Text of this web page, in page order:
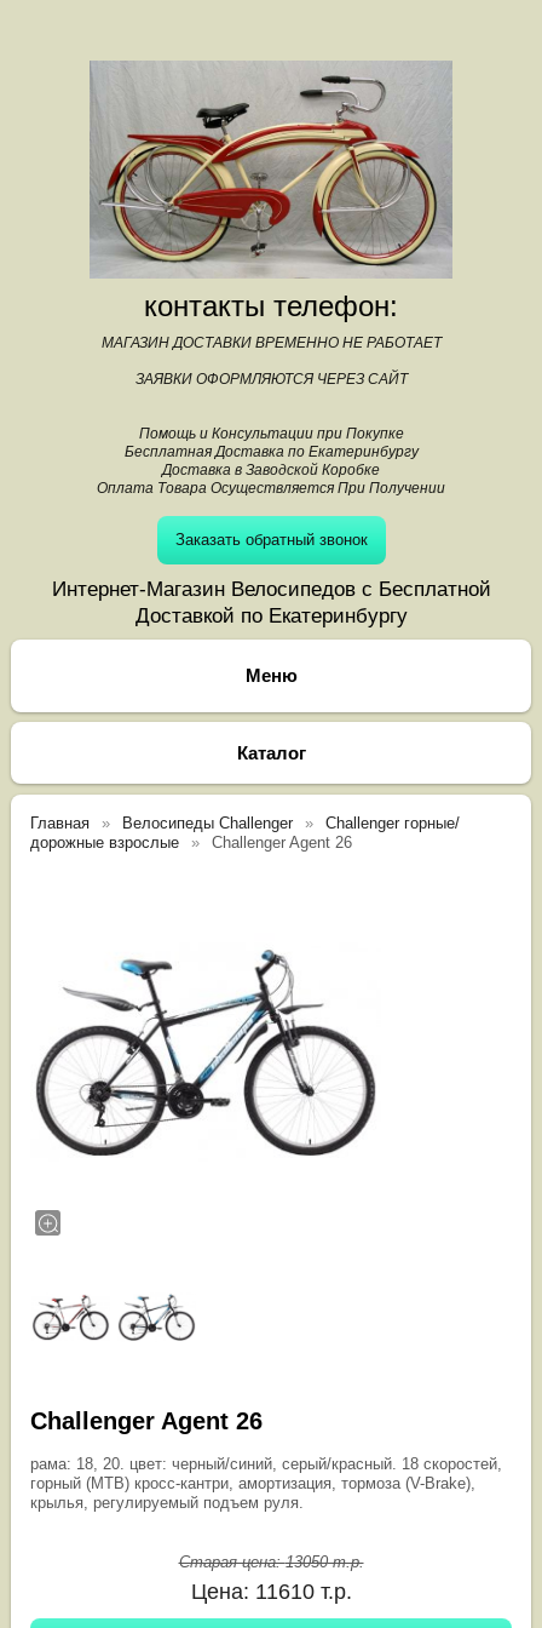
контакты телефон:
МАГАЗИН ДОСТАВКИ ВРЕМЕННО НЕ РАБОТАЕТ
ЗАЯВКИ ОФОРМЛЯЮТСЯ ЧЕРЕЗ САЙТ
Помощь и Консультации при Покупке
Бесплатная Доставка по Екатеринбургу
Доставка в Заводской Коробке
Оплата Товара Осуществляется При Получении
Заказать обратный звонок
Интернет-Магазин Велосипедов с Бесплатной
Доставкой по Екатеринбургу
Каталог
Главная Велосипеды Challenger
Challenger горные/
дорожные взрослые
Challenger Agent 26
Challenger Agent 26
рама: 18, 20. цвет: черный/синий, серый/красный. 18 скоростей,
горный (MTB) кросс-кантри, амортизация, тормоза (V-Brake),
крылья, регулируемый подъем руля.
Старая цена:13050т.р.
Цена: 11610т.р.